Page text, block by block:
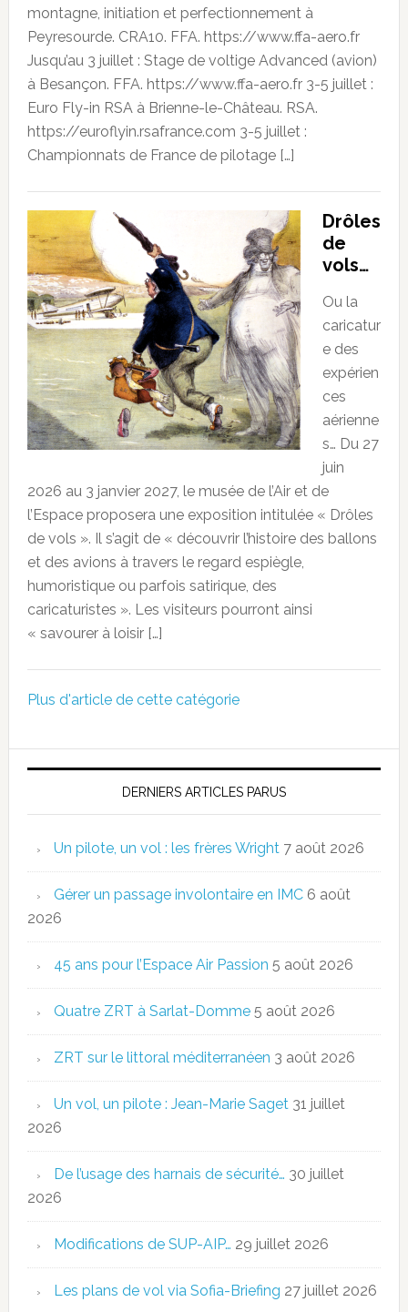
montagne, initiation et perfectionnement à
Peyresourde. CRA10. FFA. https://www.ffa-aero.fr
Jusqu’au 3 juillet : Stage de voltige Advanced (avion)
à Besançon. FFA. https://www.ffa-aero.fr 3-5 juillet :
Euro Fly-in RSA à Brienne-le-Château. RSA.
https://euroflyin.rsafrance.com 3-5 juillet :
Championnats de France de pilotage […]
Drôles
de
vols…
Ou la
caricatur
e des
expérien
ces
aérienne
s… Du 27
juin
2026 au 3 janvier 2027, le musée de l’Air et de
l’Espace proposera une exposition intitulée « Drôles
de vols ». Il s’agit de « découvrir l’histoire des ballons
et des avions à travers le regard espiègle,
humoristique ou parfois satirique, des
caricaturistes ». Les visiteurs pourront ainsi
« savourer à loisir […]
Plus d'article de cette catégorie
DERNIERS ARTICLES PARUS
Un pilote, un vol : les frères Wright 7 août 2026
Gérer un passage involontaire en IMC 6 août
2026
45 ans pour l’Espace Air Passion 5 août 2026
Quatre ZRT à Sarlat-Domme 5 août 2026
ZRT sur le littoral méditerranéen 3 août 2026
Un vol, un pilote : Jean-Marie Saget 31 juillet
2026
De l’usage des harnais de sécurité… 30 juillet
2026
Modifications de SUP-AIP… 29 juillet 2026
Les plans de vol via Sofia-Briefing 27 juillet 2026